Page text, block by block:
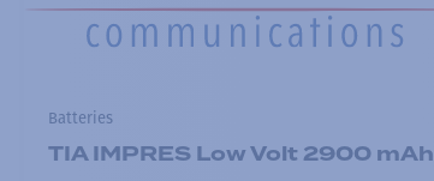
Batteries
TIA IMPRES Low Volt 2900 mAh